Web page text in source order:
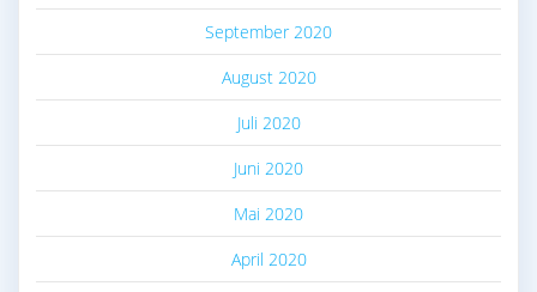
September 2020
August 2020
Juli 2020
Juni 2020
Mai 2020
April 2020